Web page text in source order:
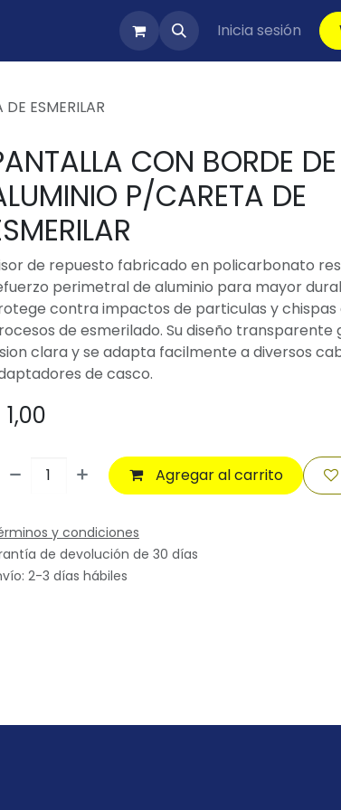
Inicia sesión
ESMERILAR
CON BORDE DE
P/CARETA DE
de repuesto fabricado en policarbonato
perimetral de aluminio para mayor
contra impactos de particulas y chispas
de esmerilado. Su diseño transparente
clara y se adapta facilmente a diversos
de casco.
1,00
Agregar al carrito
y condiciones
de devolución de 30 días
2-3 días hábiles